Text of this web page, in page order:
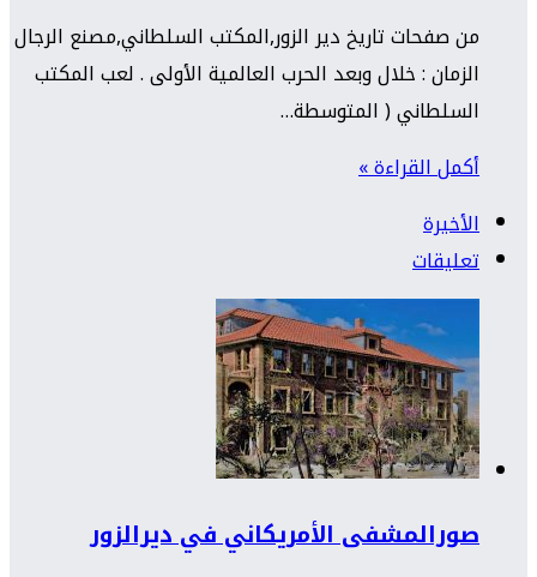
من صفحات تاريخ دير الزور,المكتب السلطاني,مصنع الرجال
الزمان : خلال وبعد الحرب العالمية الأولى . لعب المكتب
السلطاني ( المتوسطة…
أكمل القراءة »
الأخيرة
تعليقات
صورالمشفى الأمريكاني في ديرالزور